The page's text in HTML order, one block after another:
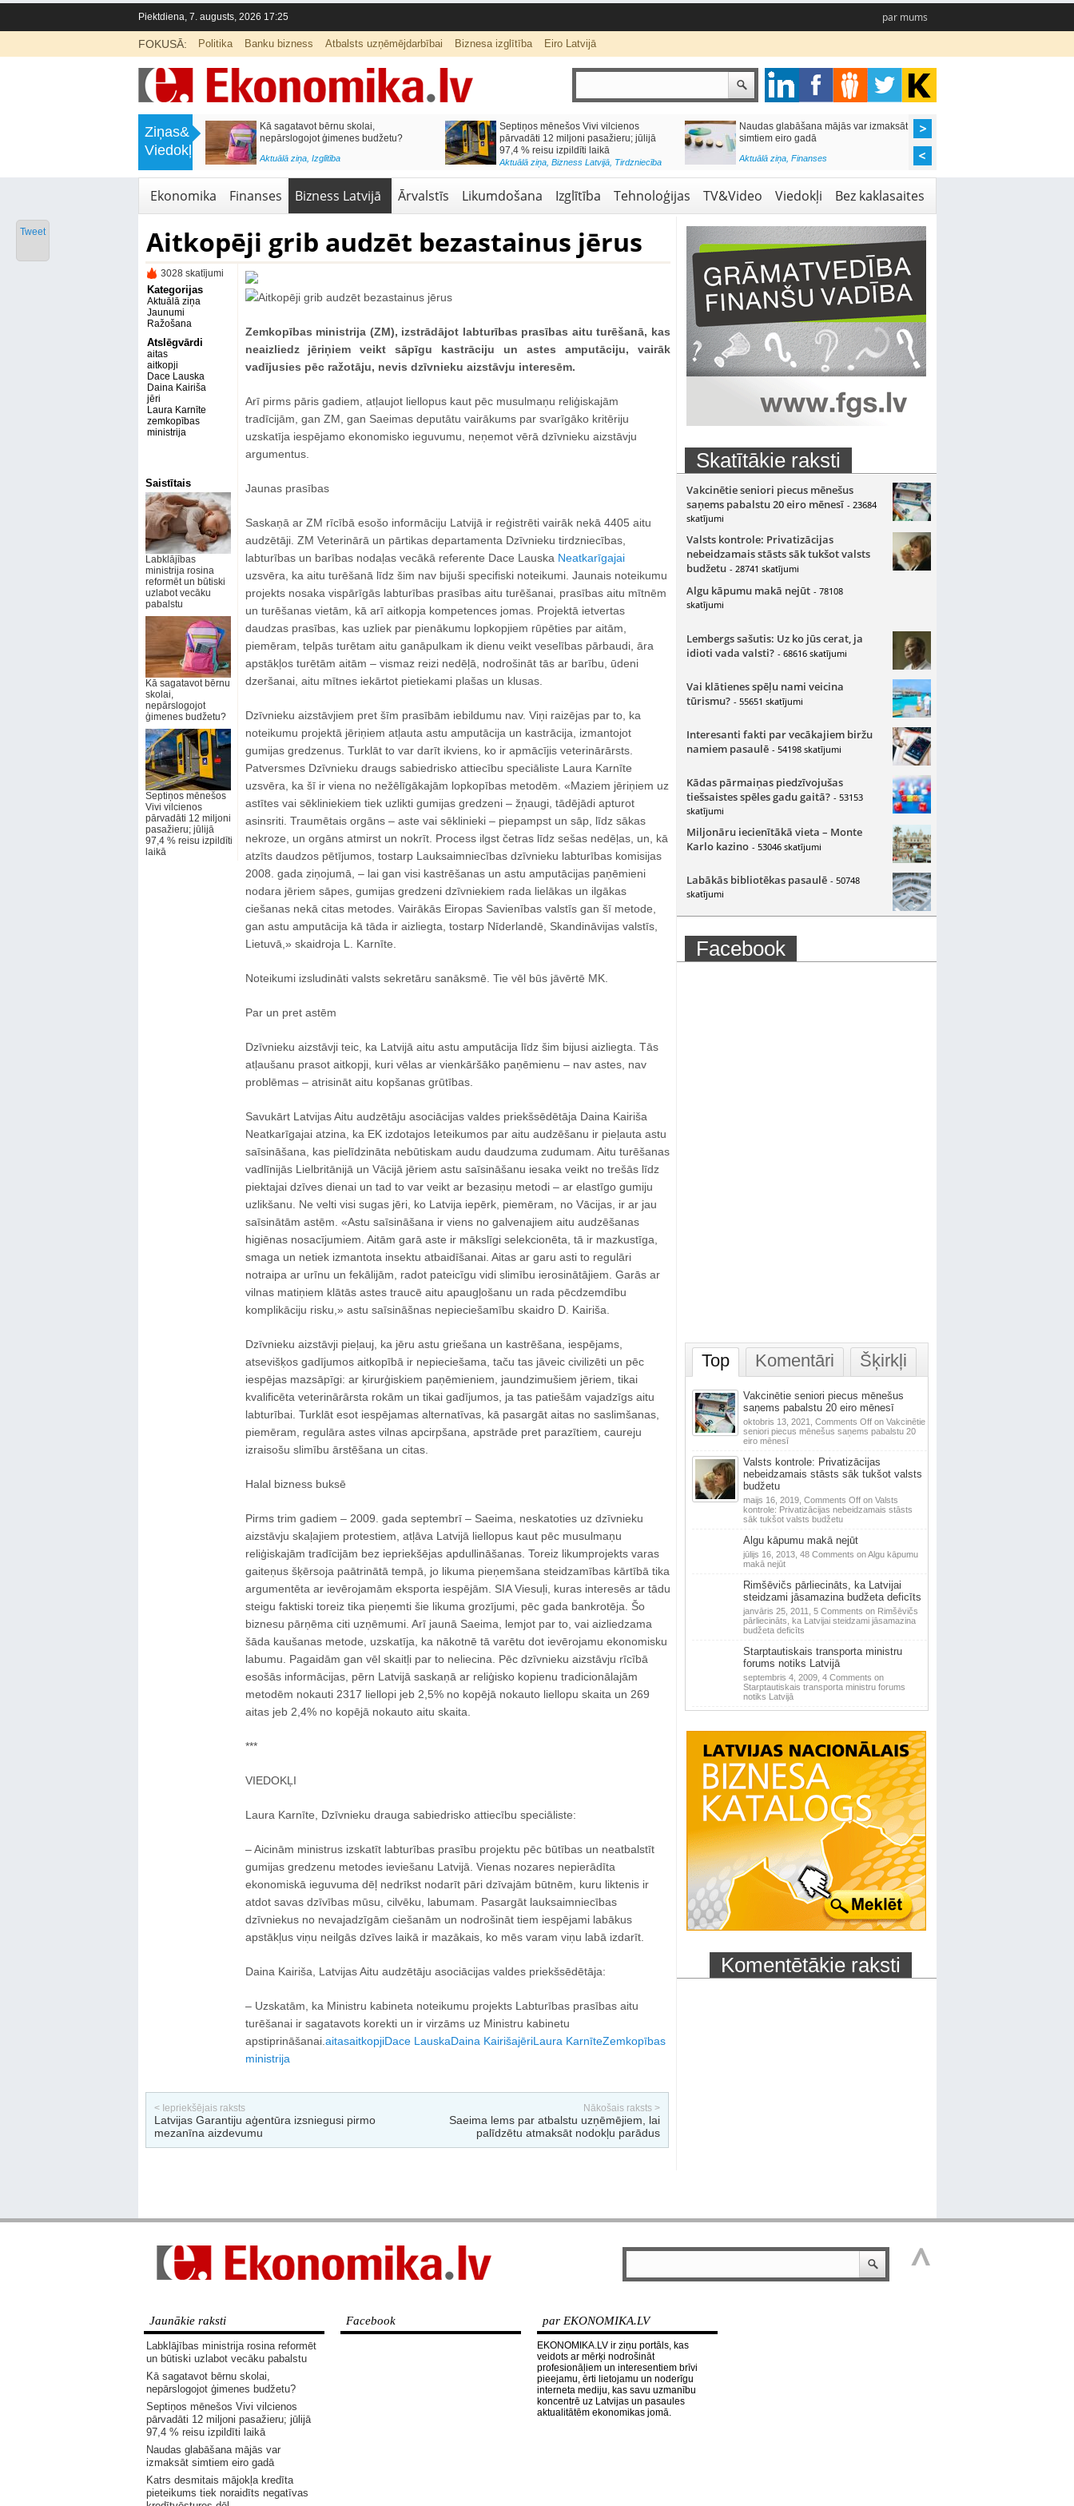
Piektdiena, 7. augusts, 2026 17:25 par mums
FOKUSĀ: Politika Banku bizness Atbalsts uzņēmējdarbībai Biznesa izglītība Eiro Latvijā
Ziņas&
Viedokļi
Labklājības ministrija rosina reformēt
un būtiski uzlabot vecāku pabalstu
Kā sagatavot bērnu skolai,
nepārslogojot ģimenes budžetu?
Aktuālā ziņa, Izglītība
Septiņos mēnešos Vivi vilcienos
pārvadāti 12 miljoni pasažieru; jūlijā
97,4 % reisu izpildīti laikā
Aktuālā ziņa, Bizness Latvijā, Tirdzniecība
Naudas glabāšana mājās var izmaksāt
simtiem eiro gadā
Aktuālā ziņa, Finanses
Ekonomika Finanses Bizness Latvijā Ārvalstīs Likumdošana Izglītība Tehnoloģijas TV&Video Viedokļi Bez kaklasaites
Aitkopēji grib audzēt bezastainus jērus
3028 skatījumi
Kategorijas
Aktuālā ziņa
Jaunumi
Ražošana
Atslēgvārdi
aitas
aitkopji
Dace Lauska
Daina Kairiša
jēri
Laura Karnīte
zemkopības
ministrija
Saistītais
Labklājības
ministrija rosina
reformēt un būtiski
uzlabot vecāku
pabalstu
Kā sagatavot bērnu
skolai,
nepārslogojot
ģimenes budžetu?
Septiņos mēnešos
Vivi vilcienos
pārvadāti 12 miljoni
pasažieru; jūlijā
97,4 % reisu izpildīti
laikā
Zemkopības ministrija (ZM), izstrādājot labturības prasības aitu turēšanā, kas
neaizliedz jēriņiem veikt sāpīgu kastrāciju un astes amputāciju, vairāk
vadījusies pēc ražotāju, nevis dzīvnieku aizstāvju interesēm.
Arī pirms pāris gadiem, atļaujot liellopus kaut pēc musulmaņu reliģiskajām
tradīcijām, gan ZM, gan Saeimas deputātu vairākums par svarīgāko kritēriju
uzskatīja iespējamo ekonomisko ieguvumu, neņemot vērā dzīvnieku aizstāvju
argumentus.
Jaunas prasības
Saskaņā ar ZM rīcībā esošo informāciju Latvijā ir reģistrēti vairāk nekā 4405 aitu
audzētāji. ZM Veterinārā un pārtikas departamenta Dzīvnieku tirdzniecības,
labturības un barības nodaļas vecākā referente Dace Lauska Neatkarīgajai
uzsvēra, ka aitu turēšanā līdz šim nav bijuši specifiski noteikumi. Jaunais noteikumu
projekts nosaka vispārīgās labturības prasības aitu turēšanai, prasības aitu mītnēm
un turēšanas vietām, kā arī aitkopja kompetences jomas. Projektā ietvertas
daudzas prasības, kas uzliek par pienākumu lopkopjiem rūpēties par aitām,
piemēram, telpās turētam aitu ganāpulkam ik dienu veikt veselības pārbaudi, āra
apstākļos turētām aitām – vismaz reizi nedēļā, nodrošināt tās ar barību, ūdeni
dzeršanai, aitu mītnes iekārtot pietiekami plašas un klusas.
Dzīvnieku aizstāvjiem pret šīm prasībām iebildumu nav. Viņi raizējas par to, ka
noteikumu projektā jēriņiem atļauta astu amputācija un kastrācija, izmantojot
gumijas gredzenus. Turklāt to var darīt ikviens, ko ir apmācījis veterinārārsts.
Patversmes Dzīvnieku draugs sabiedrisko attiecību speciāliste Laura Karnīte
uzsvēra, ka šī ir viena no nežēlīgākajām lopkopības metodēm. «Maziem jēriņiem uz
astītes vai sēkliniekiem tiek uzlikti gumijas gredzeni – žņaugi, tādējādi apturot
asinsriti. Traumētais orgāns – aste vai sēklinieki – piepampst un sāp, līdz sākas
nekroze, un orgāns atmirst un nokrīt. Process ilgst četras līdz sešas nedēļas, un, kā
atzīts daudzos pētījumos, tostarp Lauksaimniecības dzīvnieku labturības komisijas
2008. gada ziņojumā, – lai gan visi kastrēšanas un astu amputācijas paņēmieni
nodara jēriem sāpes, gumijas gredzeni dzīvniekiem rada lielākas un ilgākas
ciešanas nekā citas metodes. Vairākās Eiropas Savienības valstīs gan šī metode,
gan astu amputācija kā tāda ir aizliegta, tostarp Nīderlandē, Skandināvijas valstīs,
Lietuvā,» skaidroja L. Karnīte.
Noteikumi izsludināti valsts sekretāru sanāksmē. Tie vēl būs jāvērtē MK.
Par un pret astēm
Dzīvnieku aizstāvji teic, ka Latvijā aitu astu amputācija līdz šim bijusi aizliegta. Tās
atļaušanu prasot aitkopji, kuri vēlas ar vienkāršāko paņēmienu – nav astes, nav
problēmas – atrisināt aitu kopšanas grūtības.
Savukārt Latvijas Aitu audzētāju asociācijas valdes priekšsēdētāja Daina Kairiša
Neatkarīgajai atzina, ka EK izdotajos Ieteikumos par aitu audzēšanu ir pieļauta astu
saīsināšana, kas pielīdzināta nebūtiskam audu daudzuma zudumam. Aitu turēšanas
vadlīnijās Lielbritānijā un Vācijā jēriem astu saīsināšanu iesaka veikt no trešās līdz
piektajai dzīves dienai un tad to var veikt ar bezasiņu metodi – ar elastīgo gumiju
uzlikšanu. Ne velti visi sugas jēri, ko Latvija iepērk, piemēram, no Vācijas, ir ar jau
saīsinātām astēm. «Astu saīsināšana ir viens no galvenajiem aitu audzēšanas
higiēnas nosacījumiem. Aitām garā aste ir mākslīgi selekcionēta, tā ir mazkustīga,
smaga un netiek izmantota insektu atbaidīšanai. Aitas ar garu asti to regulāri
notraipa ar urīnu un fekālijām, radot pateicīgu vidi slimību ierosinātājiem. Garās ar
vilnas matiņiem klātās astes traucē aitu apaugļošanu un rada pēcdzemdību
komplikāciju risku,» astu saīsināšnas nepieciešamību skaidro D. Kairiša.
Dzīvnieku aizstāvji pieļauj, ka jēru astu griešana un kastrēšana, iespējams,
atsevišķos gadījumos aitkopībā ir nepieciešama, taču tas jāveic civilizēti un pēc
iespējas mazsāpīgi: ar ķirurģiskiem paņēmieniem, jaundzimušiem jēriem, tikai
kvalificēta veterinārārsta rokām un tikai gadījumos, ja tas patiešām vajadzīgs aitu
labturībai. Turklāt esot iespējamas alternatīvas, kā pasargāt aitas no saslimšanas,
piemēram, regulāra astes vilnas apcirpšana, apstrāde pret parazītiem, caureju
izraisošu slimību ārstēšana un citas.
Halal bizness buksē
Pirms trim gadiem – 2009. gada septembrī – Saeima, neskatoties uz dzīvnieku
aizstāvju skaļajiem protestiem, atļāva Latvijā liellopus kaut pēc musulmaņu
reliģiskajām tradīcijām bez iepriekšējas apdullināšanas. Toreiz likumprojekts varas
gaiteņus šķērsoja paātrinātā tempā, jo likuma pieņemšana steidzamības kārtībā tika
argumentēta ar ievērojamām eksporta iespējām. SIA Viesuļi, kuras interesēs ar tādu
steigu faktiski toreiz tika pieņemti šie likuma grozījumi, pēc gada bankrotēja. Šo
biznesu pārņēma citi uzņēmumi. Arī jaunā Saeima, lemjot par to, vai aizliedzama
šāda kaušanas metode, uzskatīja, ka nākotnē tā varētu dot ievērojamu ekonomisku
labumu. Pagaidām gan vēl skaitļi par to neliecina. Pēc dzīvnieku aizstāvju rīcībā
esošās informācijas, pērn Latvijā saskaņā ar reliģisko kopienu tradicionālajām
metodēm nokauti 2317 liellopi jeb 2,5% no kopējā nokauto liellopu skaita un 269
aitas jeb 2,4% no kopējā nokauto aitu skaita.
***
VIEDOKĻI
Laura Karnīte, Dzīvnieku drauga sabiedrisko attiecību speciāliste:
– Aicinām ministrus izskatīt labturības prasību projektu pēc būtības un neatbalstīt
gumijas gredzenu metodes ieviešanu Latvijā. Vienas nozares nepierādīta
ekonomiskā ieguvuma dēļ nedrīkst nodarīt pāri dzīvajām būtnēm, kuru liktenis ir
atdot savas dzīvības mūsu, cilvēku, labumam. Pasargāt lauksaimniecības
dzīvniekus no nevajadzīgām ciešanām un nodrošināt tiem iespējami labākus
apstākļus viņu neilgās dzīves laikā ir mazākais, ko mēs varam viņu labā izdarīt.
Daina Kairiša, Latvijas Aitu audzētāju asociācijas valdes priekšsēdētāja:
– Uzskatām, ka Ministru kabineta noteikumu projekts Labturības prasības aitu
turēšanai ir sagatavots korekti un ir virzāms uz Ministru kabinetu
apstiprināšanai. aitasaitkopjiDace LauskaDaina KairišajēriLaura KarnīteZemkopības
ministrija
< Iepriekšējais raksts
Latvijas Garantiju aģentūra izsniegusi pirmo
mezanīna aizdevumu
Nākošais raksts >
Saeima lems par atbalstu uzņēmējiem, lai
palīdzētu atmaksāt nodokļu parādus
Skatītākie raksti
Vakcinētie seniori piecus mēnešus
saņems pabalstu 20 eiro mēnesī - 23684
skatījumi
Valsts kontrole: Privatizācijas
nebeidzamais stāsts sāk tukšot valsts
budžetu - 28741 skatījumi
Algu kāpumu makā nejūt - 78108
skatījumi
Lembergs sašutis: Uz ko jūs cerat, ja
idioti vada valsti? - 68616 skatījumi
Vai klātienes spēļu nami veicina
tūrismu? - 55651 skatījumi
Interesanti fakti par vecākajiem biržu
namiem pasaulē - 54198 skatījumi
Kādas pārmaiņas piedzīvojušas
tiešsaistes spēles gadu gaitā? - 53153
skatījumi
Miljonāru iecienītākā vieta – Monte
Karlo kazino - 53046 skatījumi
Labākās bibliotēkas pasaulē - 50748
skatījumi
Facebook
Top Komentāri Šķirkļi
Vakcinētie seniori piecus mēnešus
saņems pabalstu 20 eiro mēnesī
oktobris 13, 2021, Comments Offon Vakcinētie
seniori piecus mēnešus saņems pabalstu 20
eiro mēnesī
Valsts kontrole: Privatizācijas
nebeidzamais stāsts sāk tukšot valsts
budžetu
maijs 16, 2019, Comments Offon Valsts
kontrole: Privatizācijas nebeidzamais stāsts
sāk tukšot valsts budžetu
Algu kāpumu makā nejūt
jūlijs 16, 2013, 48 Comments on Algu kāpumu
makā nejūt
Rimšēvičs pārliecināts, ka Latvijai
steidzami jāsamazina budžeta deficīts
janvāris 25, 2011, 5 Comments on Rimšēvičs
pārliecināts, ka Latvijai steidzami jāsamazina
budžeta deficīts
Starptautiskais transporta ministru
forums notiks Latvijā
septembris 4, 2009, 4 Comments on
Starptautiskais transporta ministru forums
notiks Latvijā
Komentētākie raksti
Tweet
Jaunākie raksti
Labklājības ministrija rosina reformēt
un būtiski uzlabot vecāku pabalstu
Kā sagatavot bērnu skolai,
nepārslogojot ģimenes budžetu?
Septiņos mēnešos Vivi vilcienos
pārvadāti 12 miljoni pasažieru; jūlijā
97,4 % reisu izpildīti laikā
Naudas glabāšana mājās var
izmaksāt simtiem eiro gadā
Katrs desmitais mājokļa kredīta
pieteikums tiek noraidīts negatīvas
Facebook par EKONOMIKA.LV
EKONOMIKA.LV ir ziņu portāls, kas
veidots ar mērķi nodrošināt
profesionāļiem un interesentiem brīvi
pieejamu, ērti lietojamu un noderīgu
interneta mediju, kas savu uzmanību
koncentrē uz Latvijas un pasaules
aktualitātēm ekonomikas jomā.